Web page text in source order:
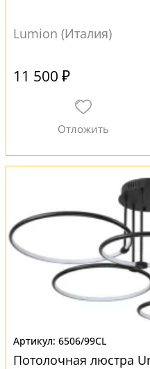
Lumion (Италия)
11 500 ₽
6506/99CL
Потолочная люстра